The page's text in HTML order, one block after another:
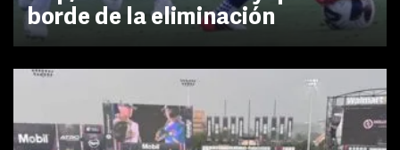
borde de la eliminación